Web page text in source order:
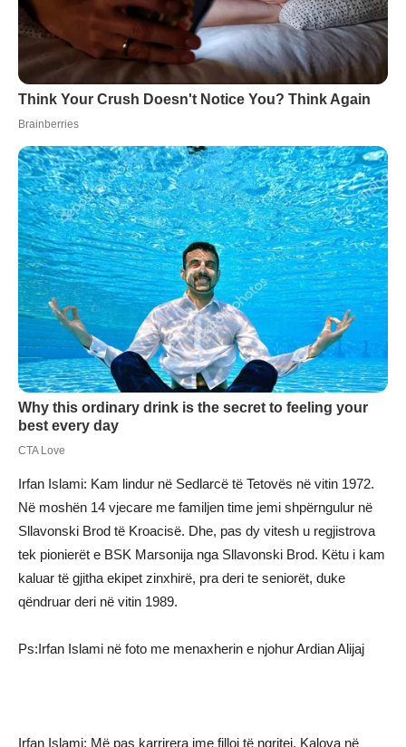
Irfan Islami: Kam lindur në Sedlarcë të Tetovës në vitin 1972.
Në moshën 14 vjecare me familjen time jemi shpërngulur në
Sllavonski Brod të Kroacisë. Dhe, pas dy vitesh u regjistrova
tek pionierët e BSK Marsonija nga Sllavonski Brod. Këtu i kam
kaluar të gjitha ekipet zinxhirë, pra deri te seniorët, duke
qëndruar deri në vitin 1989.
Ps:Irfan Islami në foto me menaxherin e njohur Ardian Alijaj
Irfan Islami: Më pas karrirera ime filloi të ngritej. Kalova në